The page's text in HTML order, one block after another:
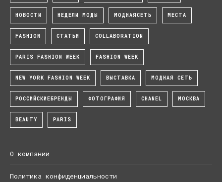
НОВОСТИ НЕДЕЛИ МОДЫ МОДНАЯСЕТЬ МЕСТА
FASHION СТАТЬИ COLLABORATION
PARIS FASHION WEEK FASHION WEEK
NEW YORK FASHION WEEK ВЫСТАВКА МОДНАЯ СЕТЬ
РОССИЙСКИЕБРЕНДЫ ФОТОГРАФИЯ CHANEL МОСКВА
BEAUTY PARIS
О компании
Политика конфиденциальности